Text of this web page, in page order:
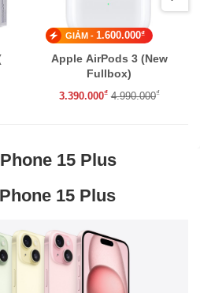
GIẢM - 1.600.000₫
Apple AirPods 3 (New
Fullbox)
3.390.000₫ 4.990.000₫
15 Plus
15 Plus